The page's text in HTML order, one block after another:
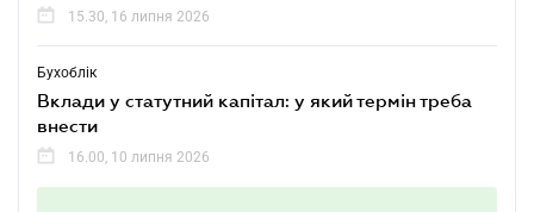
15.30, 16 липня 2026
Бухоблік
Вклади у статутний капітал: у який термін треба
внести
16.00, 10 липня 2026